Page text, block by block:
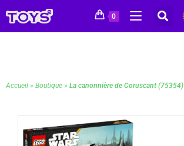
0
Accueil » Boutique » La canonnière de Coruscant (75354)